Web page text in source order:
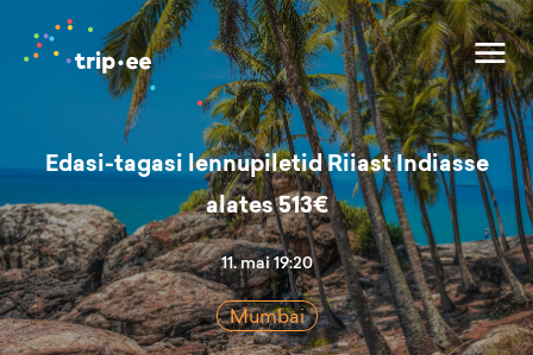
Edasi-tagasi lennupiletid Riiast Indiasse
alates 513€
11. mai 19:20
Mumbai